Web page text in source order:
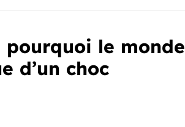
pourquoi le monde
d’un choc